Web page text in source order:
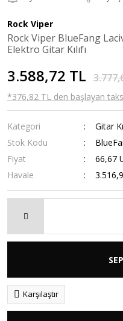
Rock Viper
Rock Viper BlueFang
Elektro Gitar Kılıfı
3.588,72 TL
*376,82 TL den başlayan
Kategori
Gitar
Stok Kodu
Fiyat
66,67
Havale
Karşılaştır